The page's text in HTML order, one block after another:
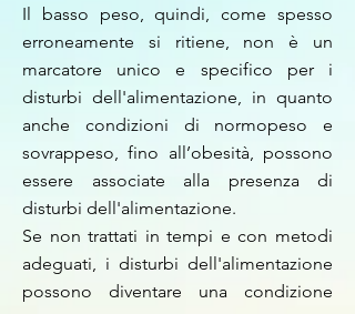
Il basso peso, quindi, come spesso
erroneamente si ritiene, non è un
marcatore unico e specifico per i
disturbi dell'alimentazione, in quanto
anche condizioni di normopeso e
sovrappeso, fino all’obesità, possono
essere associate alla presenza di
disturbi dell'alimentazione.
Se non trattati in tempi e con metodi
adeguati, i disturbi dell'alimentazione
possono diventare una condizione